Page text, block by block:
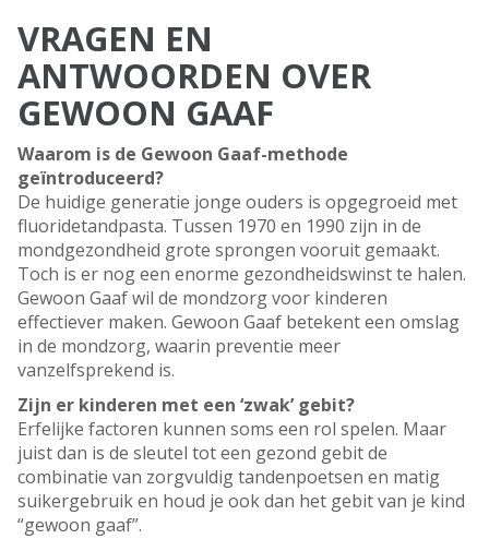
VRAGEN EN
ANTWOORDEN OVER
GEWOON GAAF
Waarom is de Gewoon Gaaf-methode
geïntroduceerd?
De huidige generatie jonge ouders is opgegroeid met
fluoridetandpasta. Tussen 1970 en 1990 zijn in de
mondgezondheid grote sprongen vooruit gemaakt.
Toch is er nog een enorme gezondheidswinst te halen.
Gewoon Gaaf wil de mondzorg voor kinderen
effectiever maken. Gewoon Gaaf betekent een omslag
in de mondzorg, waarin preventie meer
vanzelfsprekend is.
Zijn er kinderen met een ‘zwak’ gebit?
Erfelijke factoren kunnen soms een rol spelen. Maar
juist dan is de sleutel tot een gezond gebit de
combinatie van zorgvuldig tandenpoetsen en matig
suikergebruik en houd je ook dan het gebit van je kind
“gewoon gaaf”.